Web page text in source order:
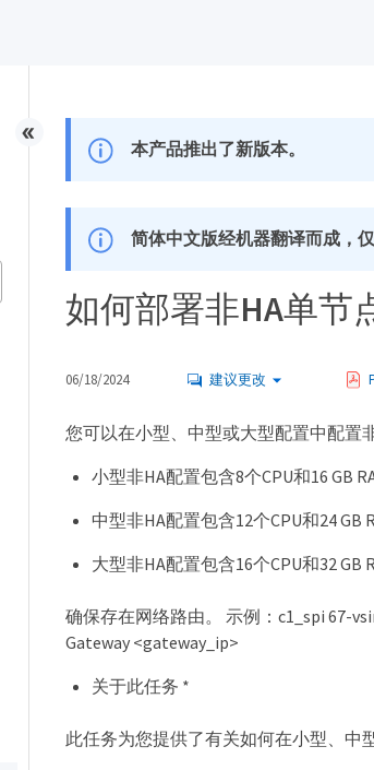
本产品推出了新版本。
简体中文版经机器翻译而成，
如何部署非HA单节
06/18/2024 建议更改
您可以在小型、中型或大型配置中配置
小型非HA配置包含8个CPU和16 GB
中型非HA配置包含12个CPU和24 GB
大型非HA配置包含16个CPU和32 GB
确保存在网络路由。 示例：c1_spi 67-
Gateway <gateway_ip>
关于此任务 *
此任务为您提供了有关如何在小型、中